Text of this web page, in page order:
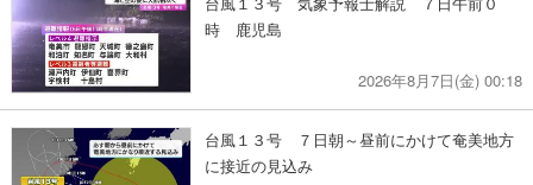
時 鹿児島
2026年8月7日(金) 00:18
台風１３号 ７日朝～昼前にかけて奄美地方
に接近の見込み